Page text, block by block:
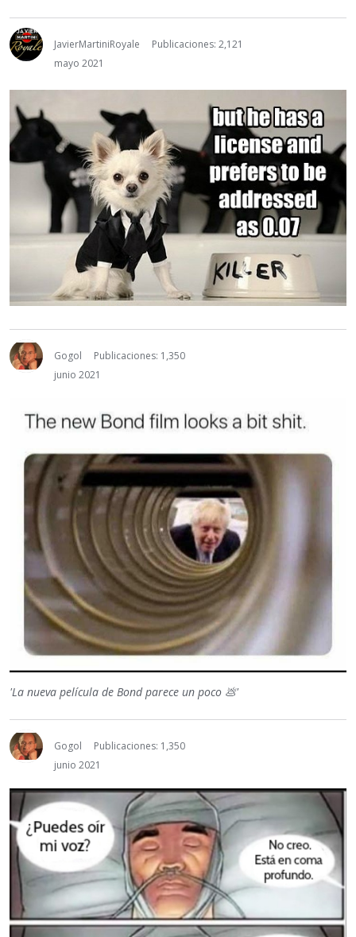
JavierMartiniRoyale
Publicaciones: 2,121
mayo 2021
Gogol
Publicaciones: 1,350
junio 2021
'La nueva película de Bond parece un poco 💩'
Gogol
Publicaciones: 1,350
junio 2021